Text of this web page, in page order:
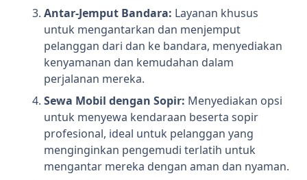
Antar-Jemput Bandara: Layanan khusus
untuk mengantarkan dan menjemput
pelanggan dari dan ke bandara, menyediakan
kenyamanan dan kemudahan dalam
perjalanan mereka.
Sewa Mobil dengan Sopir: Menyediakan opsi
untuk menyewa kendaraan beserta sopir
profesional, ideal untuk pelanggan yang
menginginkan pengemudi terlatih untuk
mengantar mereka dengan aman dan nyaman.